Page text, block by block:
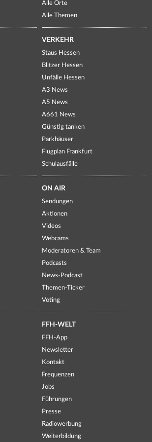
Alle Orte
Alle Themen
VERKEHR
Staus Hessen
Blitzer Hessen
Unfälle Hessen
A3 News
A5 News
A661 News
Günstig tanken
Parkhäuser
Flugplan Frankfurt
Schulausfälle
ON AIR
Sendungen
Aktionen
Videos
Webcams
Moderatoren & Team
Podcasts
News-Podcast
Themen-Ticker
Voting
FFH-WELT
FFH-App
Newsletter
Kontakt
Frequenzen
Jobs
Führungen
Presse
Radiowerbung
Weiterbildung